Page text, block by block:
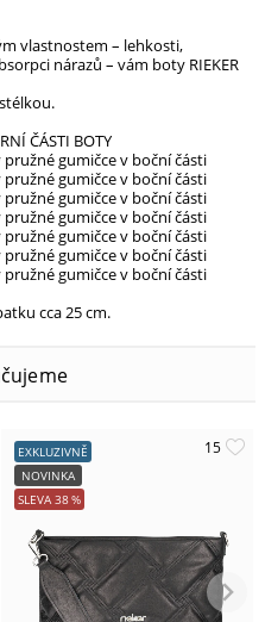
vlastnostem – lehkosti,
nárazů – vám boty RIEKER
ČÁSTI BOTY
pružné gumičce v boční části
pružné gumičce v boční části
pružné gumičce v boční části
pružné gumičce v boční části
pružné gumičce v boční části
pružné gumičce v boční části
pružné gumičce v boční části
cca 25 cm.
EXKLUZIVNĚ
NOVINKA
SLEVA 38%